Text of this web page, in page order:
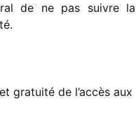
de ne pas suivre la
gratuité de l’accès aux